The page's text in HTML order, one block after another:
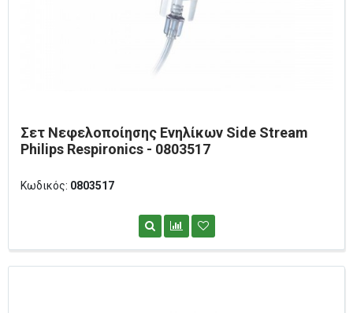
Σετ Νεφελοποίησης Ενηλίκων Side Stream
Philips Respironics - 0803517
Κωδικός: 0803517